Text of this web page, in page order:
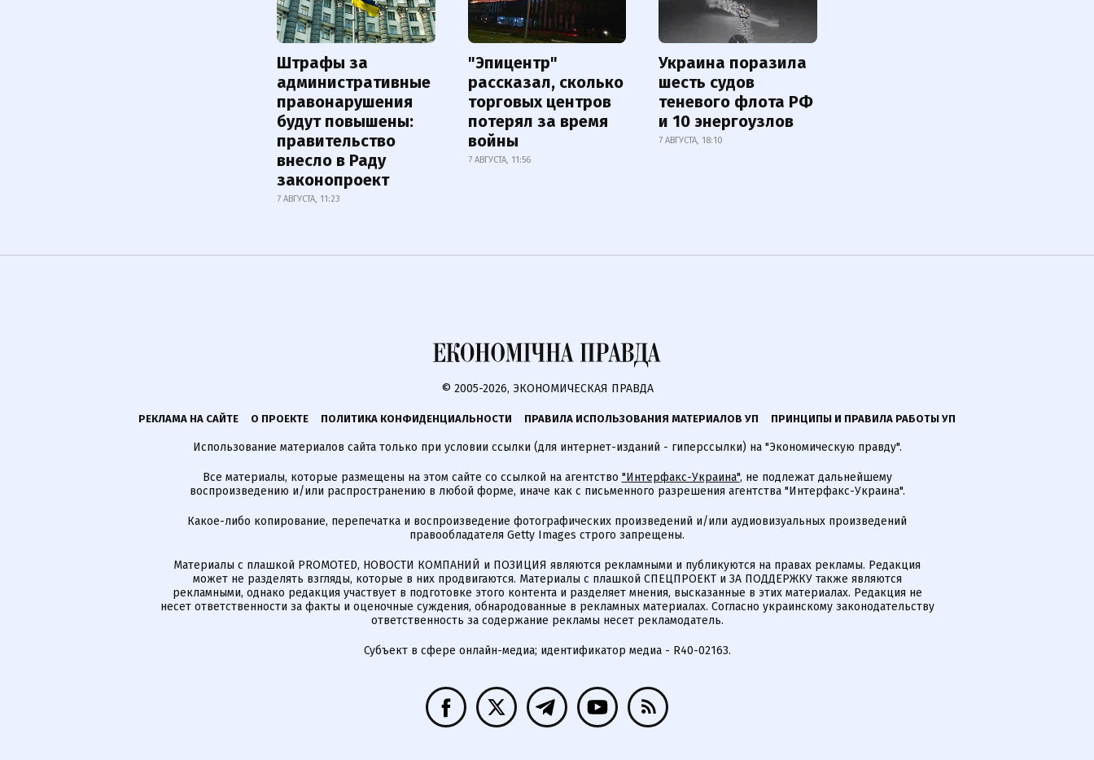
Штрафы за
административные
правонарушения
будут повышены:
правительство
внесло в Раду
законопроект
7 АВГУСТА, 11:23
"Эпицентр"
рассказал, сколько
торговых центров
потерял за время
войны
7 АВГУСТА, 11:56
Украина поразила
шесть судов
теневого флота РФ
и 10 энергоузлов
7 АВГУСТА, 18:10
© 2005-2026, ЭКОНОМИЧЕСКАЯ ПРАВДА
РЕКЛАМА НА САЙТЕ О ПРОЕКТЕ ПОЛИТИКА КОНФИДЕНЦИАЛЬНОСТИ ПРАВИЛА ИСПОЛЬЗОВАНИЯ МАТЕРИАЛОВ УП ПРИНЦИПЫ И ПРАВИЛА РАБОТЫ УП
Использование материалов сайта только при условии ссылки (для интернет-изданий - гиперссылки) на "Экономическую правду".
Все материалы, которые размещены на этом сайте со ссылкой на агентство "Интерфакс-Украина", не подлежат дальнейшему
воспроизведению и/или распространению в любой форме, иначе как с письменного разрешения агентства "Интерфакс-Украина".
Какое-либо копирование, перепечатка и воспроизведение фотографических произведений и/или аудиовизуальных произведений
правообладателя Getty Images строго запрещены.
Материалы с плашкой PROMOTED, НОВОСТИ КОМПАНИЙ и ПОЗИЦИЯ являются рекламными и публикуются на правах рекламы. Редакция
может не разделять взгляды, которые в них продвигаются. Материалы с плашкой СПЕЦПРОЕКТ и ЗА ПОДДЕРЖКУ также являются
рекламными, однако редакция участвует в подготовке этого контента и разделяет мнения, высказанные в этих материалах. Редакция не
несет ответственности за факты и оценочные суждения, обнародованные в рекламных материалах. Согласно украинскому законодательству
ответственность за содержание рекламы несет рекламодатель.
Субъект в сфере онлайн-медиа; идентификатор медиа - R40-02163.